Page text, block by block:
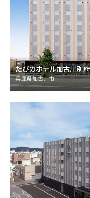
たびのホテル加古川別
兵庫県加古川市